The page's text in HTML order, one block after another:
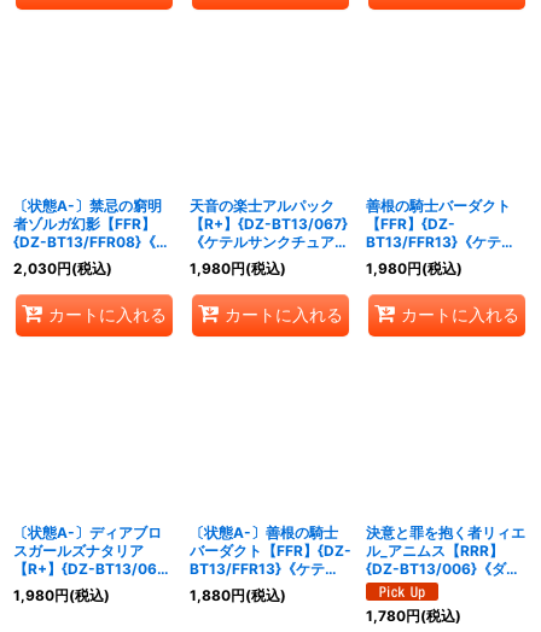
〔状態A-〕禁忌の窮明
者ゾルガ幻影【FFR】
{DZ-BT13/FFR08}《ブ
ラントゲート》
2,030円(税込)
カートに入れる
天音の楽士アルパック
【R+】{DZ-BT13/067}
《ケテルサンクチュア
リ》
1,980円(税込)
カートに入れる
善根の騎士バーダクト
【FFR】{DZ-
BT13/FFR13}《ケテル
サンクチュアリ》
1,980円(税込)
カートに入れる
〔状態A-〕ディアブロ
スガールズナタリア
【R+】{DZ-BT13/061}
《ダークステイツ》
1,980円(税込)
〔状態A-〕善根の騎士
バーダクト【FFR】{DZ-
BT13/FFR13}《ケテル
サンクチュアリ》
1,880円(税込)
決意と罪を抱く者リィエ
ル_アニムス【RRR】
{DZ-BT13/006}《ダー
クステイツ/ケテルサン
クチュアリ》
1,780円(税込)